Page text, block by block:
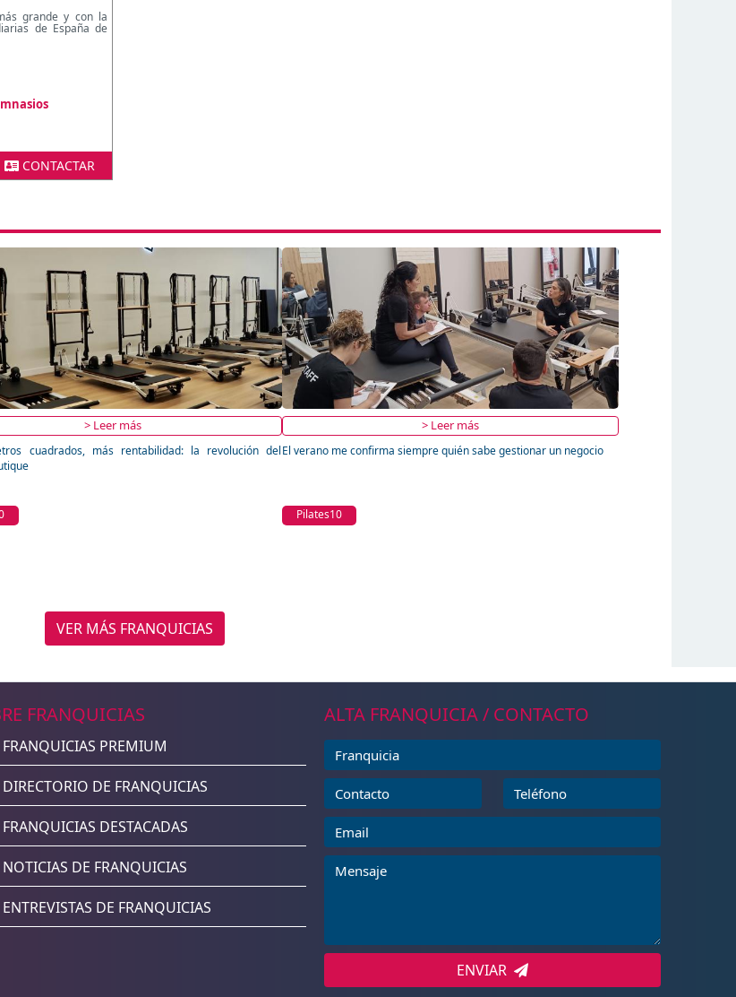
grande y con la
de España de
CONTACTAR
> Leer más
cuadrados, más rentabilidad: la revolución del
> Leer más
El verano me confirma siempre quién sabe gestionar un negocio
Pilates10
VER MÁS FRANQUICIAS
FRANQUICIAS
FRANQUICIAS PREMIUM
DIRECTORIO DE FRANQUICIAS
FRANQUICIAS DESTACADAS
NOTICIAS DE FRANQUICIAS
ENTREVISTAS DE FRANQUICIAS
ALTA FRANQUICIA / CONTACTO
ENVIAR